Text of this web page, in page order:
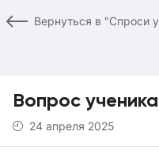
Вернуться в "Спроси
Вопрос ученика
24 апреля 2025